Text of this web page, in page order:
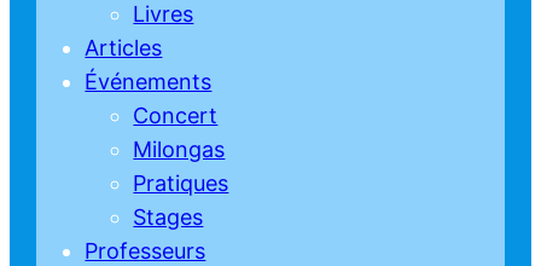
Livres
Articles
Événements
Concert
Milongas
Pratiques
Stages
Professeurs